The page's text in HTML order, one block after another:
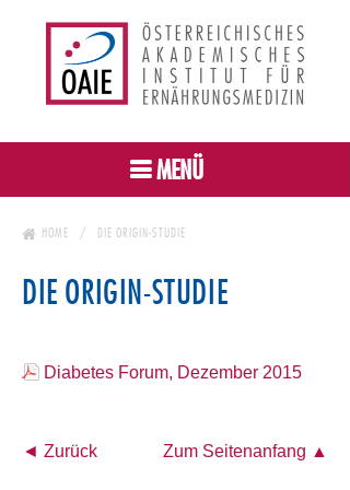
MENÜ
HOME DIE ORIGIN-STUDIE
DIE ORIGIN-STUDIE
Diabetes Forum, Dezember 2015
◄ Zurück Zum Seitenanfang ▲